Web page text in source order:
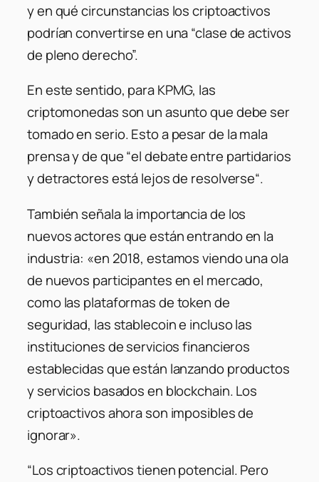
y en qué circunstancias los criptoactivos
podrían convertirse en una “clase de activos
de pleno derecho”.
En este sentido, para KPMG, las
criptomonedas son un asunto que debe ser
tomado en serio. Esto a pesar de la mala
prensa y de que “el debate entre partidarios
y detractores está lejos de resolverse“.
También señala la importancia de los
nuevos actores que están entrando en la
industria: «en 2018, estamos viendo una ola
de nuevos participantes en el mercado,
como las plataformas de token de
seguridad, las stablecoin e incluso las
instituciones de servicios financieros
establecidas que están lanzando productos
y servicios basados en blockchain. Los
criptoactivos ahora son imposibles de
ignorar».
“Los criptoactivos tienen potencial. Pero